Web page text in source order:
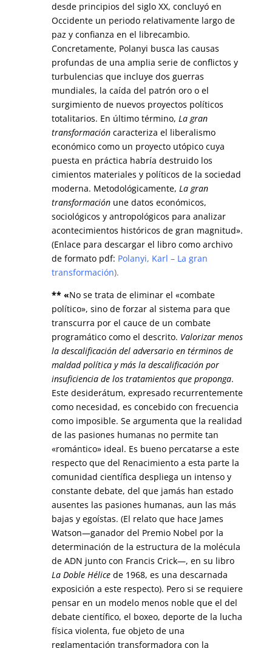
desde principios del siglo XX, concluyó en
Occidente un periodo relativamente largo de
paz y confianza en el librecambio.
Concretamente, Polanyi busca las causas
profundas de una amplia serie de conflictos y
turbulencias que incluye dos guerras
mundiales, la caída del patrón oro o el
surgimiento de nuevos proyectos políticos
totalitarios. En último término, La gran
transformacióncaracteriza el liberalismo
económico como un proyecto utópico cuya
puesta en práctica habría destruido los
cimientos materiales y políticos de la sociedad
moderna. Metodológicamente, La gran
transformaciónune datos económicos,
sociológicos y antropológicos para analizar
acontecimientos históricos de gran magnitud».
(Enlace para descargar el libro como archivo
de formato pdf: Polanyi, Karl – La gran
transformación).
** «No se trata de eliminar el «combate
político», sino de forzar al sistema para que
transcurra por el cauce de un combate
programático como el descrito. Valorizar menos
la descalificación del adversario en términos de
maldad política y más la descalificación por
insuficiencia de los tratamientos que proponga.
Este desiderátum, expresado recurrentemente
como necesidad, es concebido con frecuencia
como imposible. Se argumenta que la realidad
de las pasiones humanas no permite tan
«romántico» ideal. Es bueno percatarse a este
respecto que del Renacimiento a esta parte la
comunidad científica despliega un intenso y
constante debate, del que jamás han estado
ausentes las pasiones humanas, aun las más
bajas y egoístas. (El relato que hace James
Watson—ganador del Premio Nobel por la
determinación de la estructura de la molécula
de ADN junto con Francis Crick—, en su libro
La Doble Hélice de 1968, es una descarnada
exposición a este respecto). Pero si se requiere
pensar en un modelo menos noble que el del
debate científico, el boxeo, deporte de la lucha
física violenta, fue objeto de una
reglamentación transformadora con la